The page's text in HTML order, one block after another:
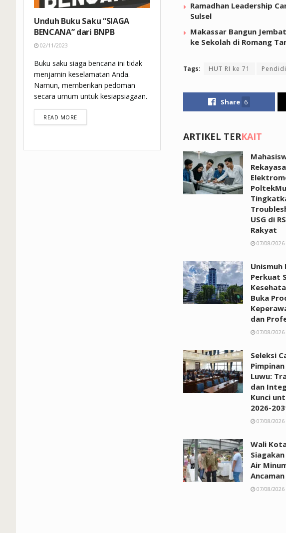
Ramadhan Leadership
Sulsel
Makassar Bangun
ke Sekolah di Romang
Tags: HUT RI ke 71
Share 6
ARTIKEL TERKAIT
Rekayasa
USG di
Rakyat
07/08/2026
Unismuh
Perkuat
Buka
dan
07/08/2026
Seleksi
Pimpinan
Luwu:
dan
Kunci
2026-
07/08/2026
Wali
Air
07/08/2026
Unduh Buku Saku “SIAGA
BENCANA” dari BNPB
02/11/2023
Buku saku siaga bencana ini tidak
menjamin keselamatan Anda.
Namun, memberikan pedoman
secara umum untuk kesiapsiagaan.
READ MOREDETAILS